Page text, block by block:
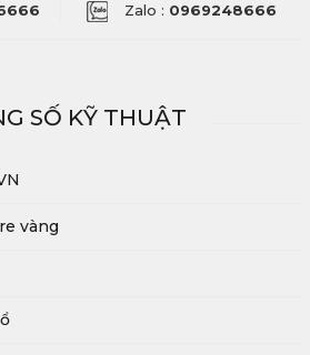
Zalo : 0969248666
SỐ KỸ THUẬT
vàng